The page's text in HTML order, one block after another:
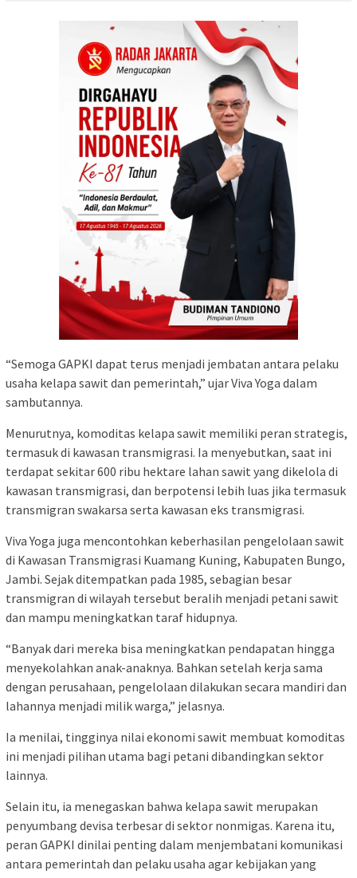
“Semoga GAPKI dapat terus menjadi jembatan antara pelaku
usaha kelapa sawit dan pemerintah,” ujar Viva Yoga dalam
sambutannya.
Menurutnya, komoditas kelapa sawit memiliki peran strategis,
termasuk di kawasan transmigrasi. Ia menyebutkan, saat ini
terdapat sekitar 600 ribu hektare lahan sawit yang dikelola di
kawasan transmigrasi, dan berpotensi lebih luas jika termasuk
transmigran swakarsa serta kawasan eks transmigrasi.
Viva Yoga juga mencontohkan keberhasilan pengelolaan sawit
di Kawasan Transmigrasi Kuamang Kuning, Kabupaten Bungo,
Jambi. Sejak ditempatkan pada 1985, sebagian besar
transmigran di wilayah tersebut beralih menjadi petani sawit
dan mampu meningkatkan taraf hidupnya.
“Banyak dari mereka bisa meningkatkan pendapatan hingga
menyekolahkan anak-anaknya. Bahkan setelah kerja sama
dengan perusahaan, pengelolaan dilakukan secara mandiri dan
lahannya menjadi milik warga,” jelasnya.
Ia menilai, tingginya nilai ekonomi sawit membuat komoditas
ini menjadi pilihan utama bagi petani dibandingkan sektor
lainnya.
Selain itu, ia menegaskan bahwa kelapa sawit merupakan
penyumbang devisa terbesar di sektor nonmigas. Karena itu,
peran GAPKI dinilai penting dalam menjembatani komunikasi
antara pemerintah dan pelaku usaha agar kebijakan yang